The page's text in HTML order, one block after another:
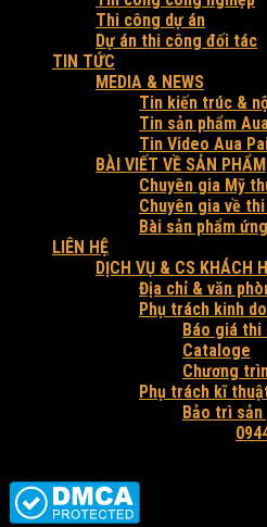
Thi công dự án
Dự án thi công đối tác
TIN TỨC
MEDIA & NEWS
Tin kiến trúc &
Tin sản phẩm
Tin Video Aua
BÀI VIẾT VỀ SẢN PHẨM
Chuyên gia Mỹ
Chuyên gia về
Bài sản phẩm
LIÊN HỆ
DỊCH VỤ & CS KHÁCH
Địa chỉ & văn
Phụ trách kinh
Báo giá
Cataloge
Chương
Phụ trách kĩ
Bảo trì sản